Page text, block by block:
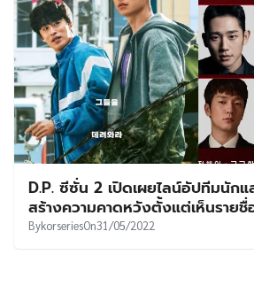
D.P. ซีซั่น 2 เปิดเผยไลน์อัปทีมนัก
สร้างความคาดหวังตั้งแต่เห็นรายชื่
BykorseriesOn31/05/2022